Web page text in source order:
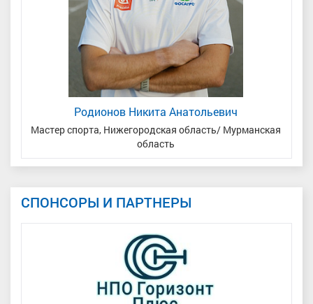
Родионов Никита Анатольевич
Мастер спорта, Нижегородская область/ Мурманская
область
СПОНСОРЫ И ПАРТНЕРЫ